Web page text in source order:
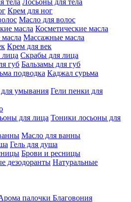
Лосьоны для тела
Крем для ног
Масло для волос
Косметические масла
Массажные масла
Крем для век
Скрабы для лица
Бальзамы для губ
Каджал сурьма
Гели пенки для
Тоники лосьоны для
Масло для ванны
Гель для душа
Брови и ресницы
Натуральные